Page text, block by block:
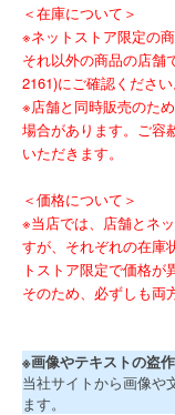
＜在庫について＞
※ネットストア限定の
それ以外の商品の店舗
2161)にご確認ください
※店舗と同時販売のた
場合があります。ご容
いただきます。
＜価格について＞
※当店では、店舗とネ
すが、それぞれの在庫
トストア限定で価格が
そのため、必ずしも両
※画像やテキストの盗
当社サイトから画像や
ます。